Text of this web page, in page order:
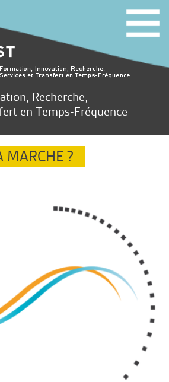
Recherche,
en Temps-Fréquence
MARCHE ?